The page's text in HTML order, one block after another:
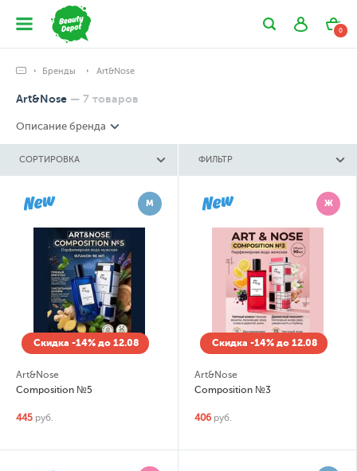
0
Бренды Art&Nose
Art&Nose — 7 товаров
Описание бренда
СОРТИРОВКА ФИЛЬТР
М
Скидка -14% до 12.08
Art&Nose
Composition №5
445 руб.
Ж
Скидка -14% до 12.08
Art&Nose
Composition №3
406 руб.